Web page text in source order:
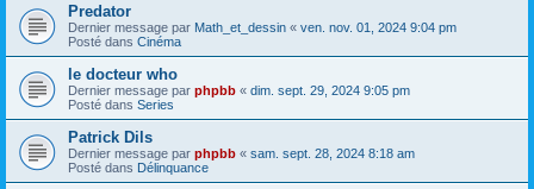
Predator
Dernier message par Math_et_dessin « ven. nov. 01, 2024 9:04 pm
Posté dans Cinéma
le docteur who
Dernier message par phpbb « dim. sept. 29, 2024 9:05 pm
Posté dans Series
Patrick Dils
Dernier message par phpbb « sam. sept. 28, 2024 8:18 am
Posté dans Délinquance